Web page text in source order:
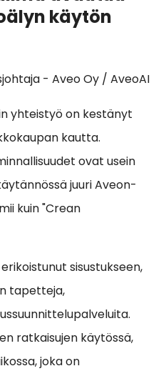
käytön
- Aveo Oy / AveoAI
yhteistyö on kestänyt
kautta.
ovat usein
juuri Aveon-
kuin "Crean
sisustukseen,
tapetteja,
ratkaisujen käytössä,
joka on